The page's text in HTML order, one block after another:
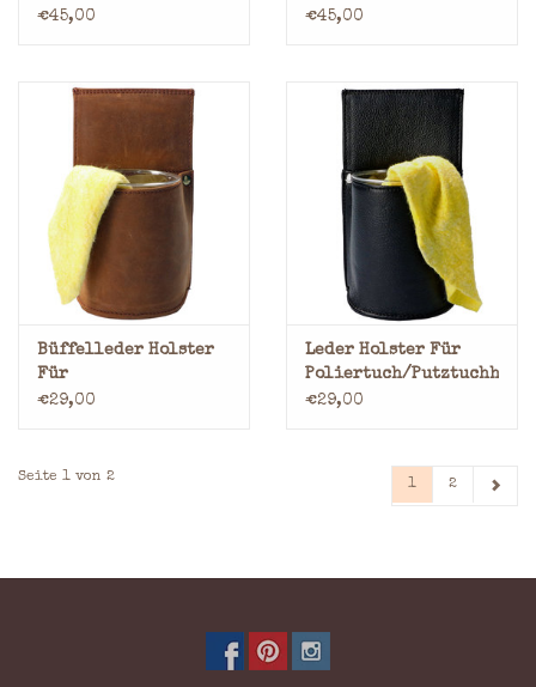
Taxibörse
€45,00
Kellnerbörse
€45,00
Büffelleder Holster
Für
Poliertuch/Putztuchhalter
€29,00
Leder Holster Für
Poliertuch/
€29,00
Seite 1 von 2 1 2